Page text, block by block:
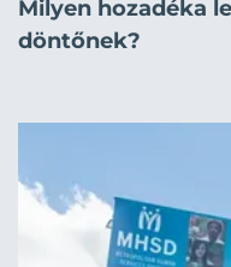
Milyen hozadéka
döntőnek?